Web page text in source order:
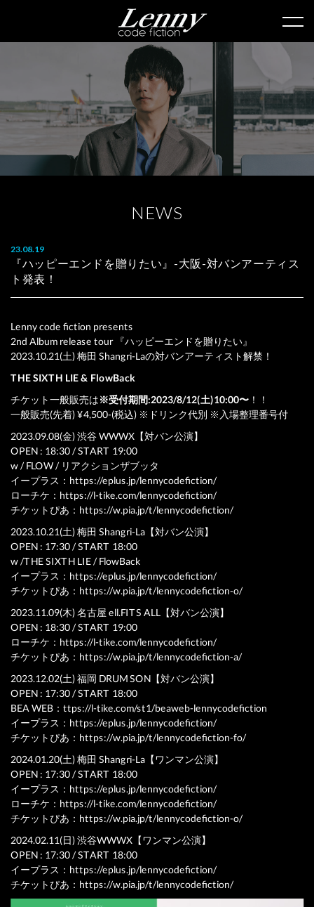
N EWS
23.08.19
『ハッピーエンドを贈りたい』-大阪-対バンアーティス
ト発表！
Lenny code fiction presents
2nd Album release tour 『ハッピーエンドを贈りたい』
2023.10.21(土) 梅田 Shangri-Laの対バンアーティスト解禁！
THE SIXTH LIE & FlowBack
チケット一般販売は※受付期間:2023/8/12(土)10:00〜 ！！
一般販売(先着) ¥4,500-(税込) ※ドリンク代別 ※入場整理番号付
2023.09.08(金) 渋谷 WWWX【対バン公演】
OPEN : 18:30 / START 19:00
w / FLOW / リアクションザブッタ
イープラス： https://eplus.jp/lennycodefiction/
ローチケ： https://l-tike.com/lennycodefiction/
チケットぴあ： https://w.pia.jp/t/lennycodefiction/
2023.10.21(土) 梅田 Shangri-La【対バン公演】
OPEN : 17:30 / START 18:00
w /THE SIXTH LIE / FlowBack
イープラス： https://eplus.jp/lennycodefiction/
チケットぴあ： https://w.pia.jp/t/lennycodefiction-o/
2023.11.09(木) 名古屋 ell.FITS ALL【対バン公演】
OPEN : 18:30 / START 19:00
ローチケ： https://l-tike.com/lennycodefiction/
チケットぴあ： https://w.pia.jp/t/lennycodefiction-a/
2023.12.02(土) 福岡 DRUM SON【対バン公演】
OPEN : 17:30 / START 18:00
BEA WEB：ttps://l-tike.com/st1/beaweb-lennycodefiction
イープラス： https://eplus.jp/lennycodefiction/
チケットぴあ： https://w.pia.jp/t/lennycodefiction-fo/
2024.01.20(土) 梅田 Shangri-La【ワンマン公演】
OPEN : 17:30 / START 18:00
イープラス： https://eplus.jp/lennycodefiction/
ローチケ： https://l-tike.com/lennycodefiction/
チケットぴあ： https://w.pia.jp/t/lennycodefiction-o/
2024.02.11(日) 渋谷WWWX【ワンマン公演】
OPEN : 17:30 / START 18:00
イープラス： https://eplus.jp/lennycodefiction/
チケットぴあ： https://w.pia.jp/t/lennycodefiction/